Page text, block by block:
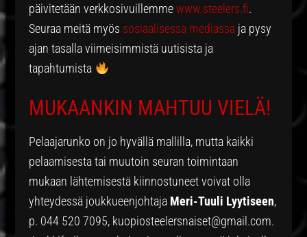
päivitetään verkkosivuillemmewww.steelers.fi.
Seuraa meitä myös sosiaalisessa mediassa ja pysy
ajan tasalla viimeisimmistä uutisista ja
tapahtumista
MUKAANKIN MAHTUU VIELÄ!
Pelaajarunko on jo hyvällä mallilla, mutta kaikki
pelaamisesta tai muutoin seuran toimintaan
mukaan lähtemisestä kiinnostuneet voivat olla
yhteydessä joukkueenjohtaja Meri-Tuuli Lyytiseen,
p. 044 520 7095, kuopiosteelersnaiset@gmail.com.